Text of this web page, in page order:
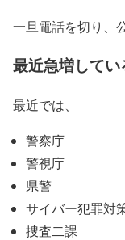
一旦電話を切り、
最近急増してい
最近では、
警察庁
警視庁
県警
サイバー犯罪対
捜査二課